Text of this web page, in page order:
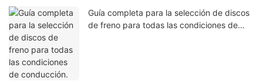
Guía completa para la selección de discos
de freno para todas las condiciones de